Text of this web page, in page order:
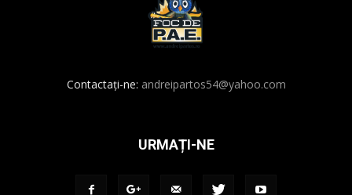
Contactați-ne: andreipartos54@yahoo.com
URMAȚI-NE